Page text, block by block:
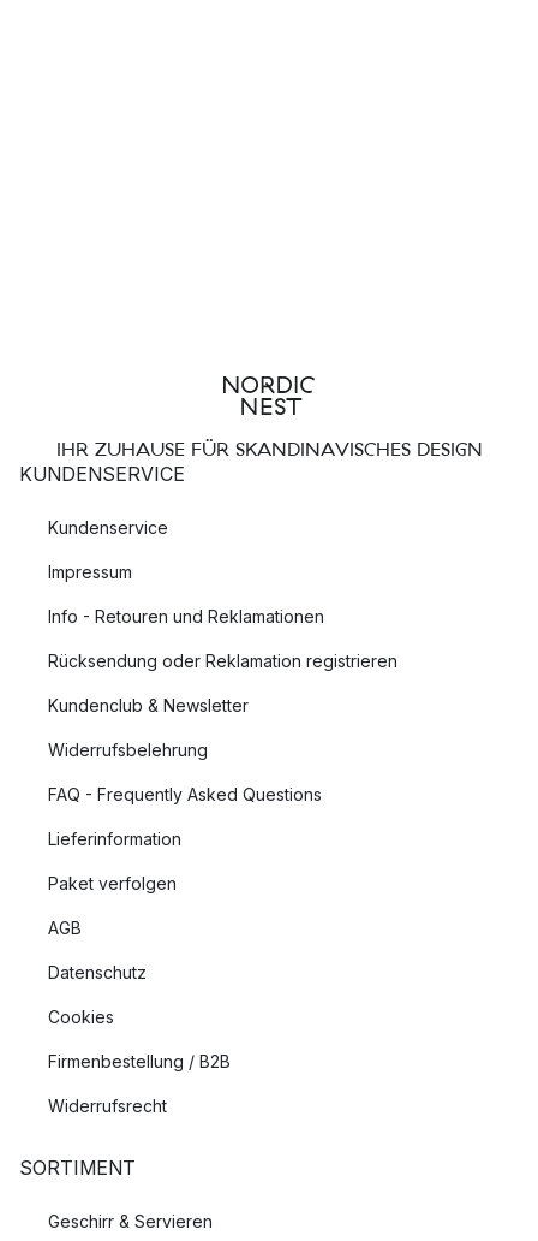
IHR ZUHAUSE FÜR SKANDINAVISCHES DESIGN
KUNDENSERVICE
Kundenservice
Impressum
Info - Retouren und Reklamationen
Rücksendung oder Reklamation registrieren
Kundenclub & Newsletter
Widerrufsbelehrung
FAQ - Frequently Asked Questions
Lieferinformation
Paket verfolgen
AGB
Datenschutz
Cookies
Firmenbestellung / B2B
Widerrufsrecht
SORTIMENT
Geschirr & Servieren